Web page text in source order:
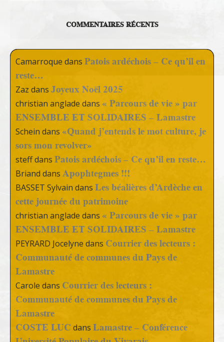
COMMENTAIRES RÉCENTS
Camarroque dans Patois ardéchois – Ce qu’il en
reste…
Zaz dans Joyeux Noël 2025
christian anglade dans « Parcours de vie » par
ENSEMBLE ET SOLIDAIRES – Lamastre
Schein dans «Quand j’entends le mot culture, je
sors mon revolver»
steffdans Patois ardéchois – Ce qu’il en reste…
Briand dans Apophtegmes !!!
BASSET Sylvain dans Les béalières d’Ardèche en
cette journée du patrimoine
christian anglade dans « Parcours de vie » par
ENSEMBLE ET SOLIDAIRES – Lamastre
PEYRARD Jocelyne dans Courrier des lecteurs :
Communauté de communes du Pays de
Lamastre
Carole dans Courrier des lecteurs :
Communauté de communes du Pays de
Lamastre
COSTE LUC dans Lamastre – Conférence